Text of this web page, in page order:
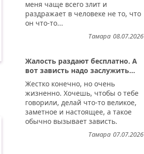
меня чаще всего злит и
раздражает в человеке не то, что
он что-то...
08.07.2026
Тамара
Жалость раздают бесплатно. А
вот зависть надо заслужить...
Жестко конечно, но очень
жизненно. Хочешь, чтобы о тебе
говорили, делай что-то великое,
заметное и настоящее, а такое
обычно вызывает зависть.
07.07.2026
Тамара